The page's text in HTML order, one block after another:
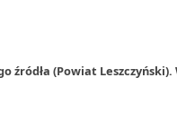
(Powiat Leszczyński).